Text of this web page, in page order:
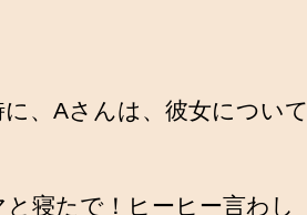
、Aさんは、彼女について
寝たで！ヒーヒー言わし